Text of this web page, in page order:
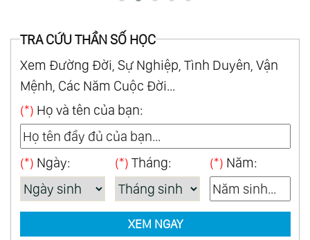
TRA CỨU THẦN SỐ HỌC
Xem Đường Đời, Sự Nghiệp, Tình Duyên, Vận
Mệnh, Các Năm Cuộc Đời...
(*) Họ và tên của bạn:
(*) Ngày: (*) Tháng: (*) Năm:
XEM NGAY